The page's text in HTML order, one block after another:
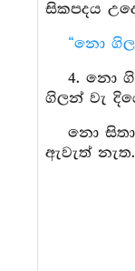
සිකපදය
“නො
4. නො
ගිලන් වැ
නො
ඇවැත්